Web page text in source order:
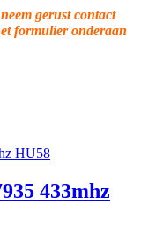
gerust contact
formulier onderaan
433mhz